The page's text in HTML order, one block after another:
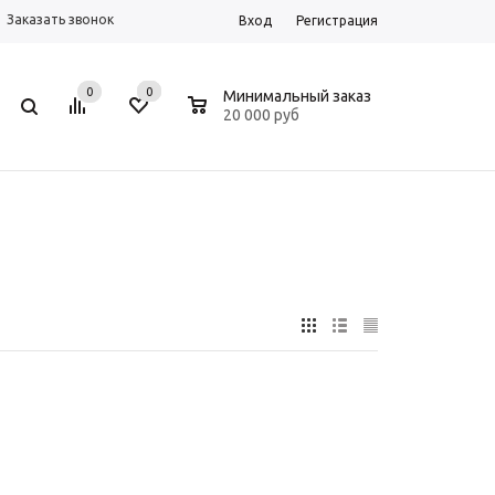
Заказать звонок Вход Регистрация
0 0
Минимальный заказ
20 000 руб